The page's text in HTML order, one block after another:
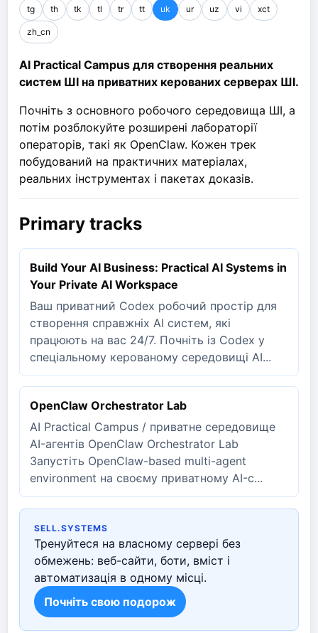
tg th tk tl tr tt uk ur uz vi xct
zh_cn
AI Practical Campus для створення реальних
систем ШІ на приватних керованих серверах ШІ.
Почніть з основного робочого середовища ШІ, а
потім розблокуйте розширені лабораторії
операторів, такі як OpenClaw. Кожен трек
побудований на практичних матеріалах,
реальних інструментах і пакетах доказів.
Primary tracks
Build Your AI Business: Practical AI Systems in
Your Private AI Workspace
Ваш приватний Codex робочий простір для
створення справжніх AI систем, які
працюють на вас 24/7. Почніть із Codex у
спеціальному керованому середовищі AI...
OpenClaw Orchestrator Lab
AI Practical Campus / приватне середовище
AI-агентів OpenClaw Orchestrator Lab
Запустіть OpenClaw-based multi-agent
environment на своєму приватному AI-с...
SELL.SYSTEMS
Тренуйтеся на власному сервері без
обмежень: веб-сайти, боти, вміст і
автоматизація в одному місці.
Почніть свою подорож